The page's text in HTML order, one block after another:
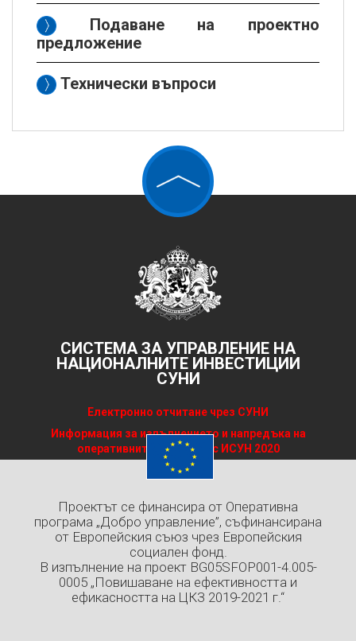
Подаване на проектно
предложение
Технически въпроси
СИСТЕМА ЗА УПРАВЛЕНИЕ НА
НАЦИОНАЛНИТЕ ИНВЕСТИЦИИ
СУНИ
Електронно отчитане чрез СУНИ
Информация за изпълнението и напредъка на
оперативните програми с ИСУН 2020
Проектът се финансира от Оперативна
програма „Добро управление”, съфинансирана
от Европейския съюз чрез Европейския
социален фонд.
В изпълнение на проект BG05SFOP001-4.005-
0005 „Повишаване на ефективността и
ефикасността на ЦКЗ 2019-2021 г.“